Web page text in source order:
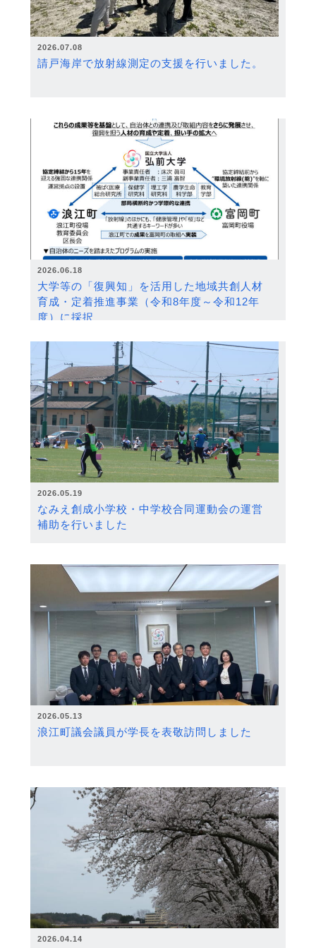
2026.07.08
請戸海岸で放射線測定の支援を行いました。
2026.06.18
大学等の「復興知」を活用した地域共創人材
育成・定着推進事業（令和8年度～令和12年
度）に採択
2026.05.19
なみえ創成小学校・中学校合同運動会の運営
補助を行いました
2026.05.13
浪江町議会議員が学長を表敬訪問しました
2026.04.14